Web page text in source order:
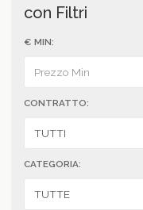
con Filtri
€ MIN:
CONTRATTO:
CATEGORIA: